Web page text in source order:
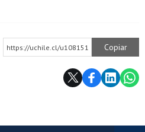
https://uchile.cl/u108151 Copiar